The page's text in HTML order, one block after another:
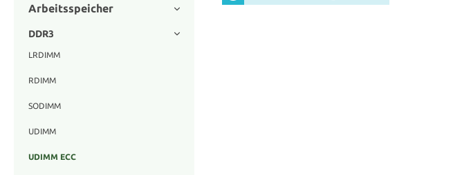
Arbeitsspeicher
DDR3
LRDIMM
RDIMM
SODIMM
UDIMM
UDIMM ECC